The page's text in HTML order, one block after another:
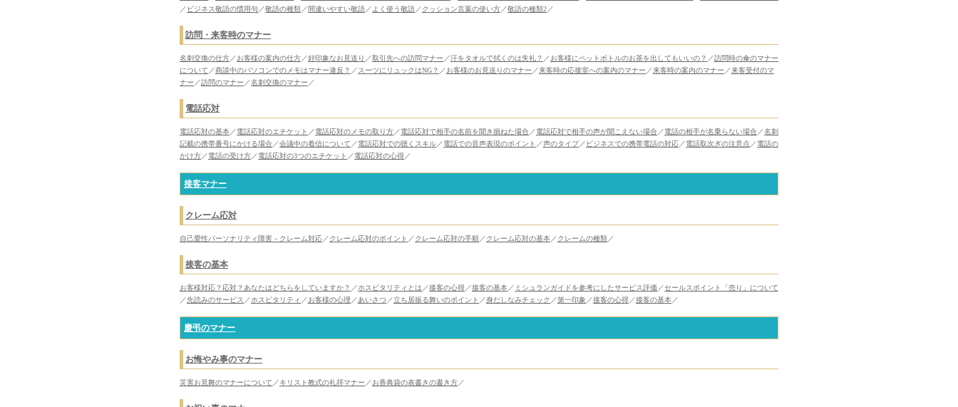
／ ビジネス敬語の慣用句 ／敬語の種類 ／間違いやすい敬語 ／ よく使う敬語 ／クッション言葉の使い方 ／敬語の種類2 ／
訪問・来客時のマナー
名刺交換の仕方 ／お客様の案内の仕方 ／好印象なお見送り ／取引先への訪問マナー ／汗をタオルで拭くのは失礼？ ／お客様にペットボトルのお茶を出してもいいの？ ／訪問時の傘のマナー
について ／商談中のパソコンでのメモはマナー違反？ ／スーツにリュックはNG？ ／お客様のお見送りのマナー ／来客時の応接室への案内のマナー ／来客時の案内のマナー ／来客受付のマ
ナー ／訪問のマナー ／名刺交換のマナー ／
電話応対
電話応対の基本 ／電話応対のエチケット ／電話応対のメモの取り方 ／電話応対で相手の名前を聞き損ねた場合 ／電話応対で相手の声が聞こえない場合 ／電話の相手が名乗らない場合 ／名刺
記載の携帯番号にかける場合 ／会議中の着信について ／電話応対での聴くスキル ／電話での音声表現のポイント ／声のタイプ／ ビジネスでの携帯電話の対応 ／電話取次ぎの注意点 ／電話の
かけ方 ／電話の受け方 ／電話応対の3つのエチケット ／電話応対の心得 ／
接客マナー
クレーム応対
自己愛性パーソナリティ障害－クレーム対応 ／クレーム応対のポイント ／クレーム応対の手順 ／クレーム応対の基本 ／クレームの種類 ／
接客の基本
お客様対応？応対？あなたはどちらをしていますか？ ／ホスピタリティとは ／接客の心得 ／接客の基本 ／ ミシュランガイドを参考にしたサービス評価 ／セールスポイント「売り」について
／先読みのサービス ／ホスピタリティ ／お客様の心理 ／あいさつ ／立ち居振る舞いのポイント ／身だしなみチェック ／第一印象 ／接客の心得 ／接客の基本 ／
慶弔のマナー
お悔やみ事のマナー
災害お見舞のマナーについて ／キリスト教式の礼拝マナー ／お香典袋の表書きの書き方 ／